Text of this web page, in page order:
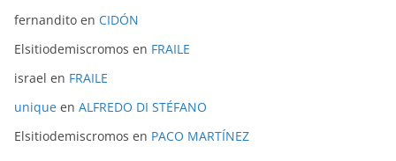
fernandito en CIDÓN
Elsitiodemiscromos en FRAILE
israel en FRAILE
unique en ALFREDO DI STÉFANO
Elsitiodemiscromos en PACO MARTÍNEZ